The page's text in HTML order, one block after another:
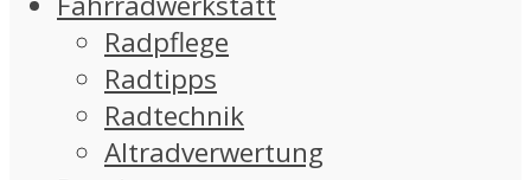
Radpflege
Radtipps
Radtechnik
Altradverwertung